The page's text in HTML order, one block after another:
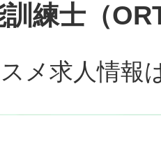
訓練士（
メ求人情報